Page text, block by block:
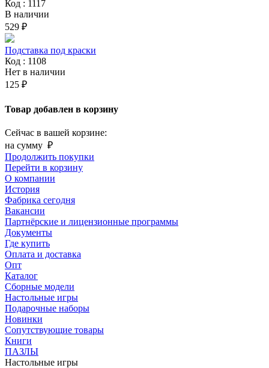
Код : 1117
В наличии
529 ₽
Подставка под краски
Код : 1108
Нет в наличии
125 ₽
Товар добавлен в корзину
Сейчас в вашей корзине:
на сумму ₽
Продолжить покупки
Перейти в корзину
О компании
История
Фабрика сегодня
Вакансии
Партнёрские и лицензионные программы
Документы
Где купить
Оплата и доставка
Опт
Каталог
Сборные модели
Настольные игры
Подарочные наборы
Новинки
Сопутствующие товары
Книги
ПАЗЛЫ
Настольные игры